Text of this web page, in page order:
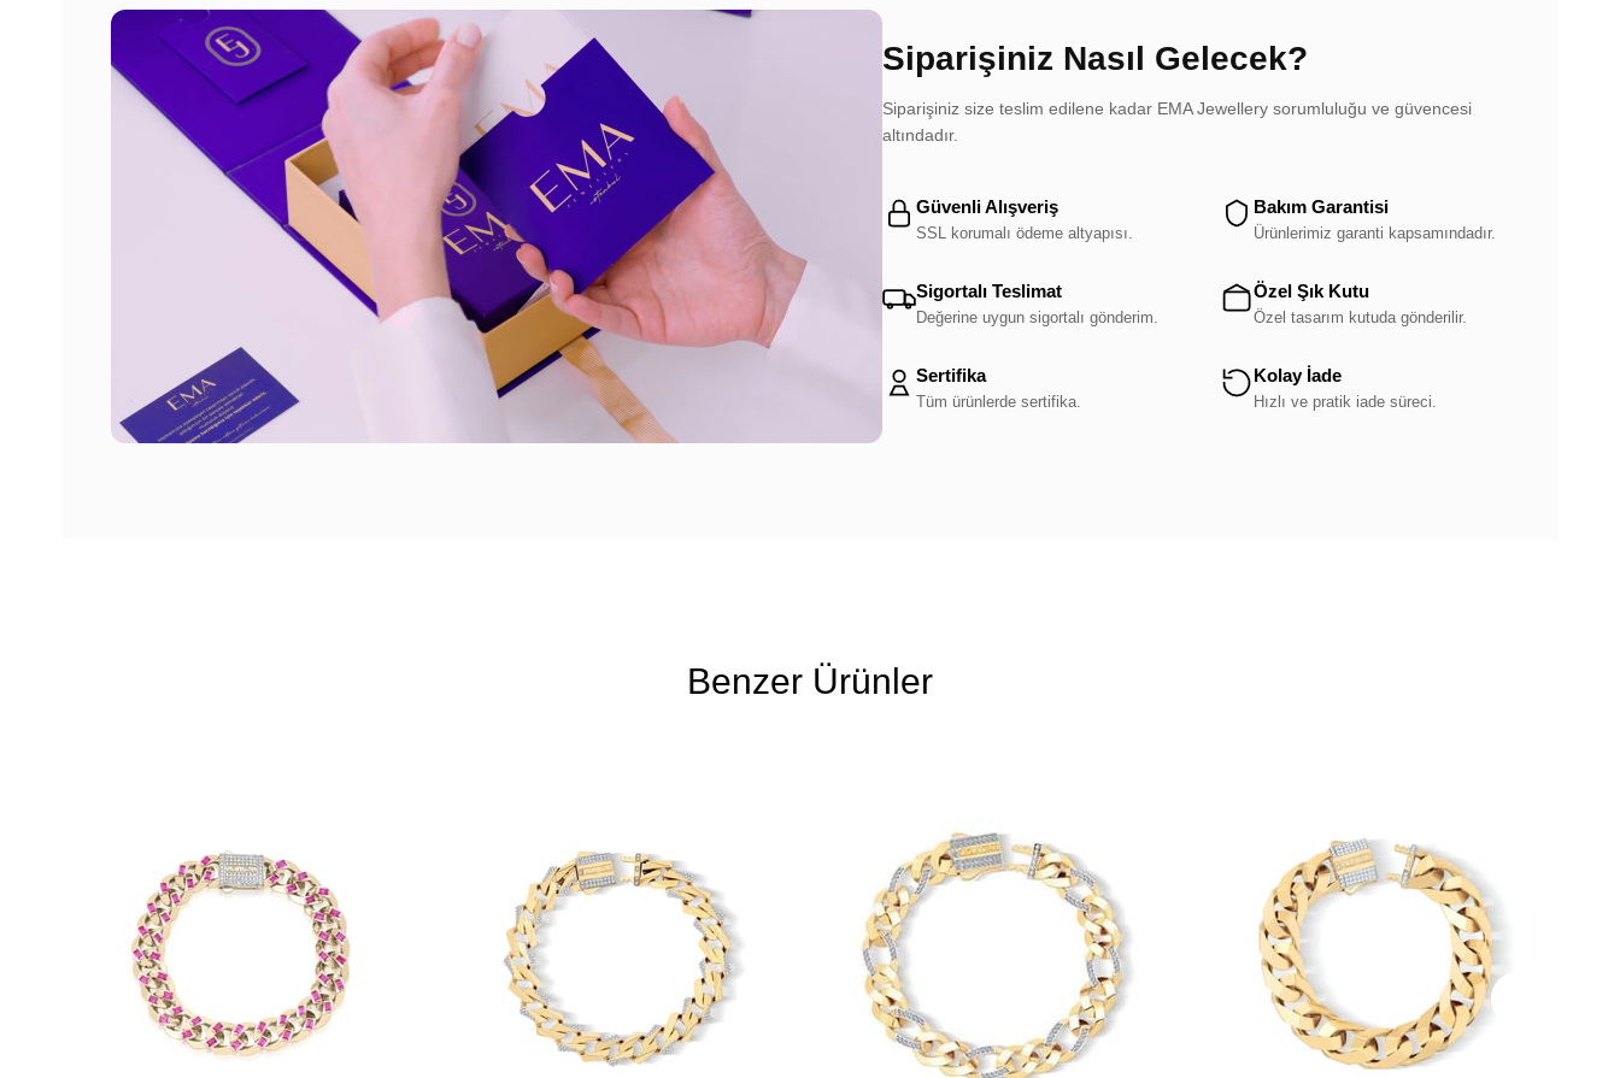
Siparişiniz Nasıl Gelecek?
Siparişiniz size teslim edilene kadar EMA Jewellery sorumluluğu ve güvencesi
altındadır.
Güvenli Alışveriş
SSL korumalı ödeme altyapısı.
Bakım Garantisi
Ürünlerimiz garanti kapsamındadır.
Sigortalı Teslimat
Değerine uygun sigortalı gönderim.
Özel Şık Kutu
Özel tasarım kutuda gönderilir.
Sertifika
Tüm ürünlerde sertifika.
Kolay İade
Hızlı ve pratik iade süreci.
Benzer Ürünler